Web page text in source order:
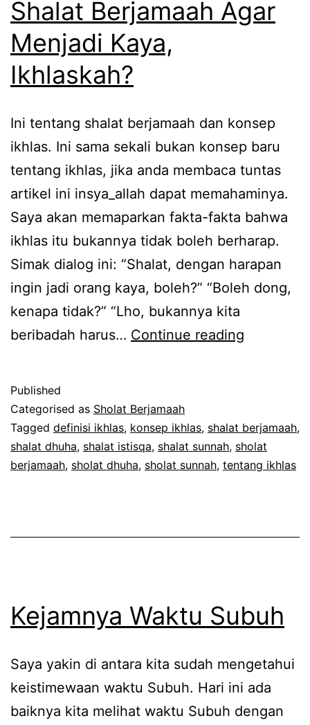
Shalat Berjamaah Agar
Menjadi Kaya,
Ikhlaskah?
Ini tentang shalat berjamaah dan konsep
ikhlas. Ini sama sekali bukan konsep baru
tentang ikhlas, jika anda membaca tuntas
artikel ini insya_allah dapat memahaminya.
Saya akan memaparkan fakta-fakta bahwa
ikhlas itu bukannya tidak boleh berharap.
Simak dialog ini: “Shalat, dengan harapan
ingin jadi orang kaya, boleh?” “Boleh dong,
kenapa tidak?” “Lho, bukannya kita
beribadah harus… Continue reading
Kaya,
Published
Categorised as Sholat Berjamaah
Tagged definisi ikhlas, konsep ikhlas, shalat berjamaah,
shalat dhuha, shalat istisqa, shalat sunnah, sholat
berjamaah, sholat dhuha, sholat sunnah, tentang ikhlas
Kejamnya Waktu Subuh
Saya yakin di antara kita sudah mengetahui
keistimewaan waktu Subuh. Hari ini ada
baiknya kita melihat waktu Subuh dengan